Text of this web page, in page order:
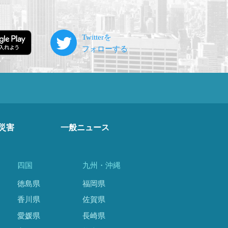
害 一般ニュース
四国
徳島県
香川県
愛媛県
九州・沖縄
福岡県
佐賀県
長崎県